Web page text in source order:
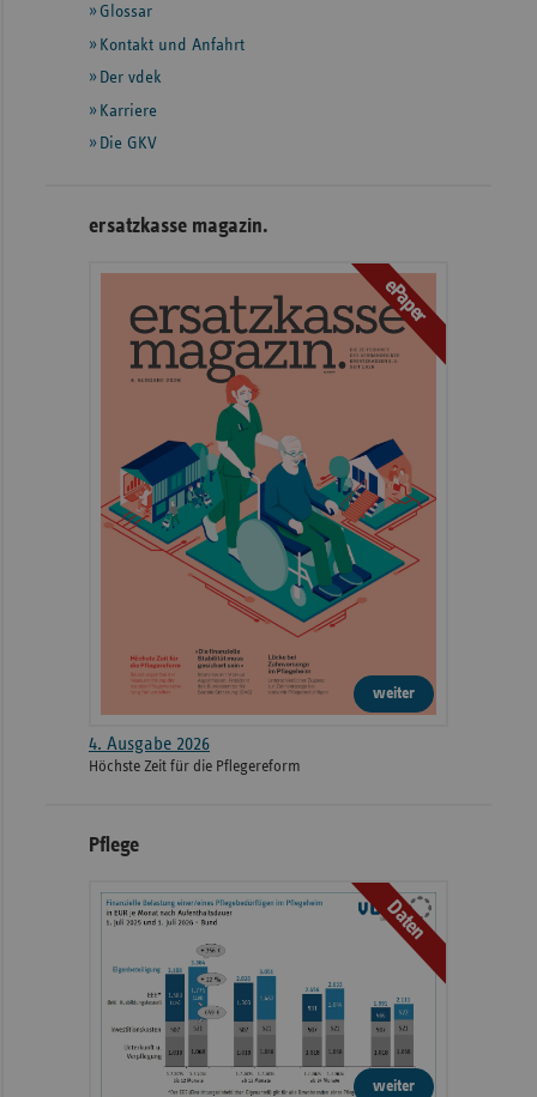
weiteren
Informationen
Glossar
Kontakt und Anfahrt
Der vdek
Karriere
Die GKV
ersatzkasse magazin.
ePaper
weiter
4. Ausgabe 2026
Höchste Zeit für die Pflegereform
Pflege
Daten
weiter